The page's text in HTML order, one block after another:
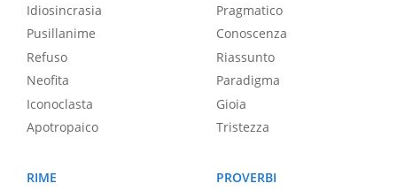
Idiosincrasia
Pusillanime
Refuso
Neofita
Iconoclasta
Apotropaico
Pragmatico
Conoscenza
Riassunto
Paradigma
Gioia
Tristezza
RIME
PROVERBI